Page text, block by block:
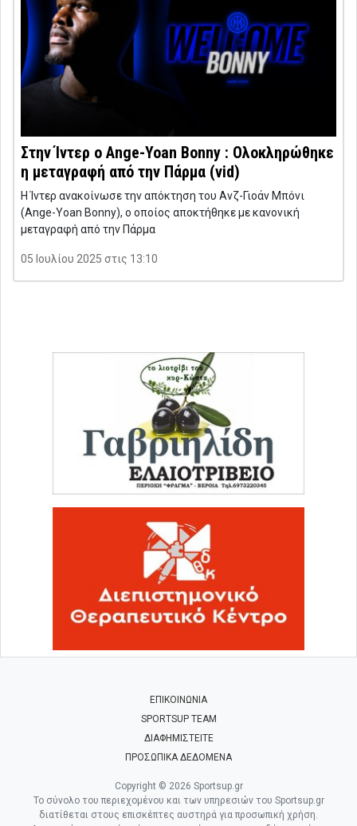
Στην Ίντερ ο Ange-Yoan Bonny : Ολοκληρώθηκε
η μεταγραφή από την Πάρμα (vid)
Η Ίντερ ανακοίνωσε την απόκτηση του Ανζ-Γιοάν Μπόνι
(Ange-Yoan Bonny), ο οποίος αποκτήθηκε με κανονική
μεταγραφή από την Πάρμα
05 Ιουλίου 2025 στις 13:10
ΕΠΙΚΟΙΝΩΝΙΑ
SPORTSUP TEAM
ΔΙΑΦΗΜΙΣΤΕΙΤΕ
ΠΡΟΣΩΠΙΚΑ ΔΕΔΟΜΕΝΑ
Copyright © 2026 Sportsup.gr
Το σύνολο του περιεχομένου και των υπηρεσιών του Sportsup.gr
διατίθεται στους επισκέπτες αυστηρά για προσωπική χρήση.